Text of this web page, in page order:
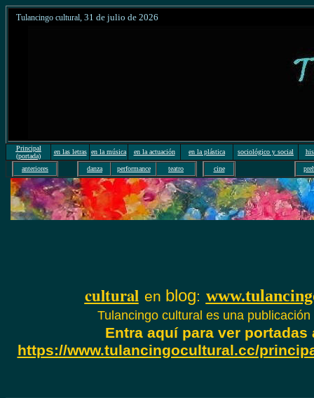
Tulancingo cultural, 31 de julio de 2026
Principal
(portada)
en las letras en la música en la actuación en la plástica sociológico y social
anteriores danza performance teatro cine
cultural en blog:
Tulancingo cultural es una
Entra aquí para ver portadas
https://www.tulancingocultural.cc/